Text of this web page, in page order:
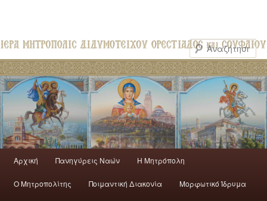
Αρχική Πανηγύρεις Ναών H Mητρόπολη
Ο Mητροπολίτης Ποιμαντική Διακονία Μορφωτικό Ίδρυμα